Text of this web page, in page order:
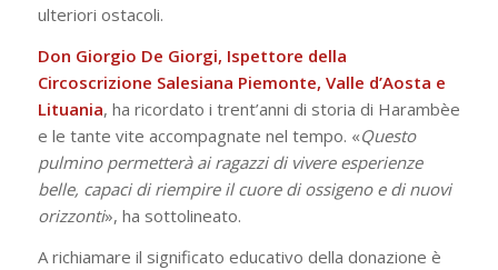
ulteriori ostacoli.
Don Giorgio De Giorgi, Ispettore della
Circoscrizione Salesiana Piemonte, Valle d’Aosta e
Lituania, ha ricordato i trent’anni di storia di Harambèe
e le tante vite accompagnate nel tempo. «Questo
pulmino permetterà ai ragazzi di vivere esperienze
belle, capaci di riempire il cuore di ossigeno e di nuovi
orizzonti», ha sottolineato.
A richiamare il significato educativo della donazione è